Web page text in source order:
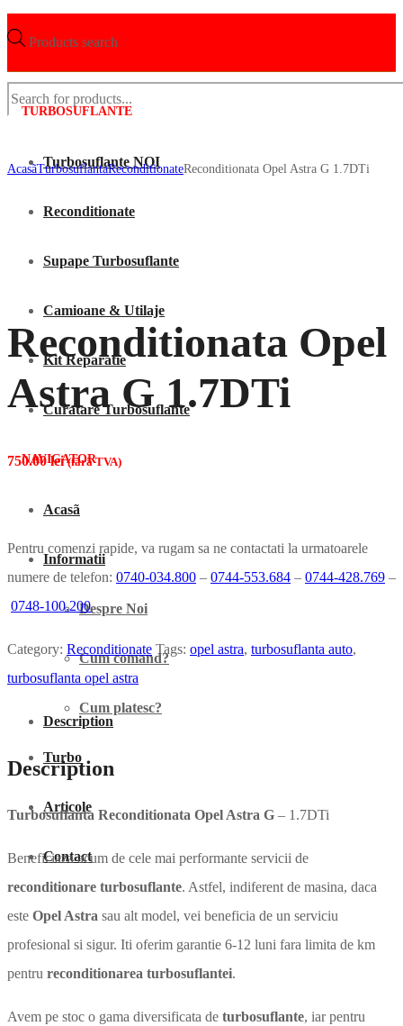
Products search
TURBOSUFLANTE
Turbosuflante NOI
Reconditionate
Supape Turbosuflante
Camioane & Utilaje
Kit Reparatie
Curatare Turbosuflante
NAVIGATOR
Acasã
Informatii
Despre Noi
Cum comand?
Cum platesc?
Turbo
Articole
Contact
AcasãTurbosuflantaReconditionateReconditionata Opel Astra G 1.7DTi
Reconditionata Opel
Astra G 1.7DTi
750.00lei (fãrã TVA)
Pentru comenzi rapide, va rugam sa ne contactati la urmatoarele
numere de telefon: 0740-034.800 – 0744-553.684 – 0744-428.769 –
0748-100.200
Category: Reconditionate Tags: opel astra, turbosuflanta auto,
turbosuflanta opel astra
Description
Description
Turbosuflanta Reconditionata Opel Astra G – 1.7DTi
Beneficiaza acum de cele mai performante servicii de
reconditionare turbosuflante. Astfel, indiferent de masina, daca
este Opel Astra sau alt model, vei beneficia de un serviciu
profesional si sigur. Iti oferim garantie 6-12 luni fara limita de km
pentru reconditionarea turbosuflantei.
Avem pe stoc o gama diversificata de turbosuflante, iar pentru